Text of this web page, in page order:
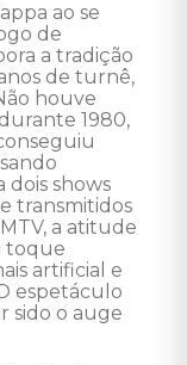
ao se
de
a tradição
de turnê,
houve
1980,
dois shows
transmitidos
a atitude
toque
artificial e
espetáculo
sido o auge